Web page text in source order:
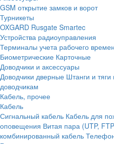
GSM открытие замков и ворот
Турникеты
OXGARD Rusgate Smartec
Устройства радиоуправления
Терминалы учета рабочего
Биометрические Карточные
Доводчики и аксессуары
Доводчики дверные Штанги и тяги
доводчикам
Кабель, прочее
Кабель
Сигнальный кабель Кабель для
оповещения Витая пара (UTP,
комбинированный кабель